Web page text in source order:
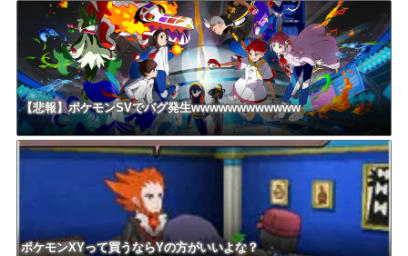
【悲報】ポケモンSVでバグ発生wwwwwwwwwwww
ポケモンXYって買うならYの方がいいよな？